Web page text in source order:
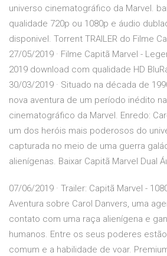
universo cinematográfico da Marvel.
qualidade 720p ou 1080p e áudio
disponivel. Torrent TRAILER do Filme
27/05/2019 · Filme Capitã Marvel -
2019 download com qualidade HD
30/03/2019 · Situado na década de
nova aventura de um período inédito
cinematográfico da Marvel. Enredo:
um dos heróis mais poderosos do
capturada no meio de uma guerra
alienígenas. Baixar Capitã Marvel Dual
07/06/2019 · Trailer: Capitã Marvel -
Aventura sobre Carol Danvers, uma
contato com uma raça alienígena e
humanos. Entre os seus poderes
comum e a habilidade de voar.